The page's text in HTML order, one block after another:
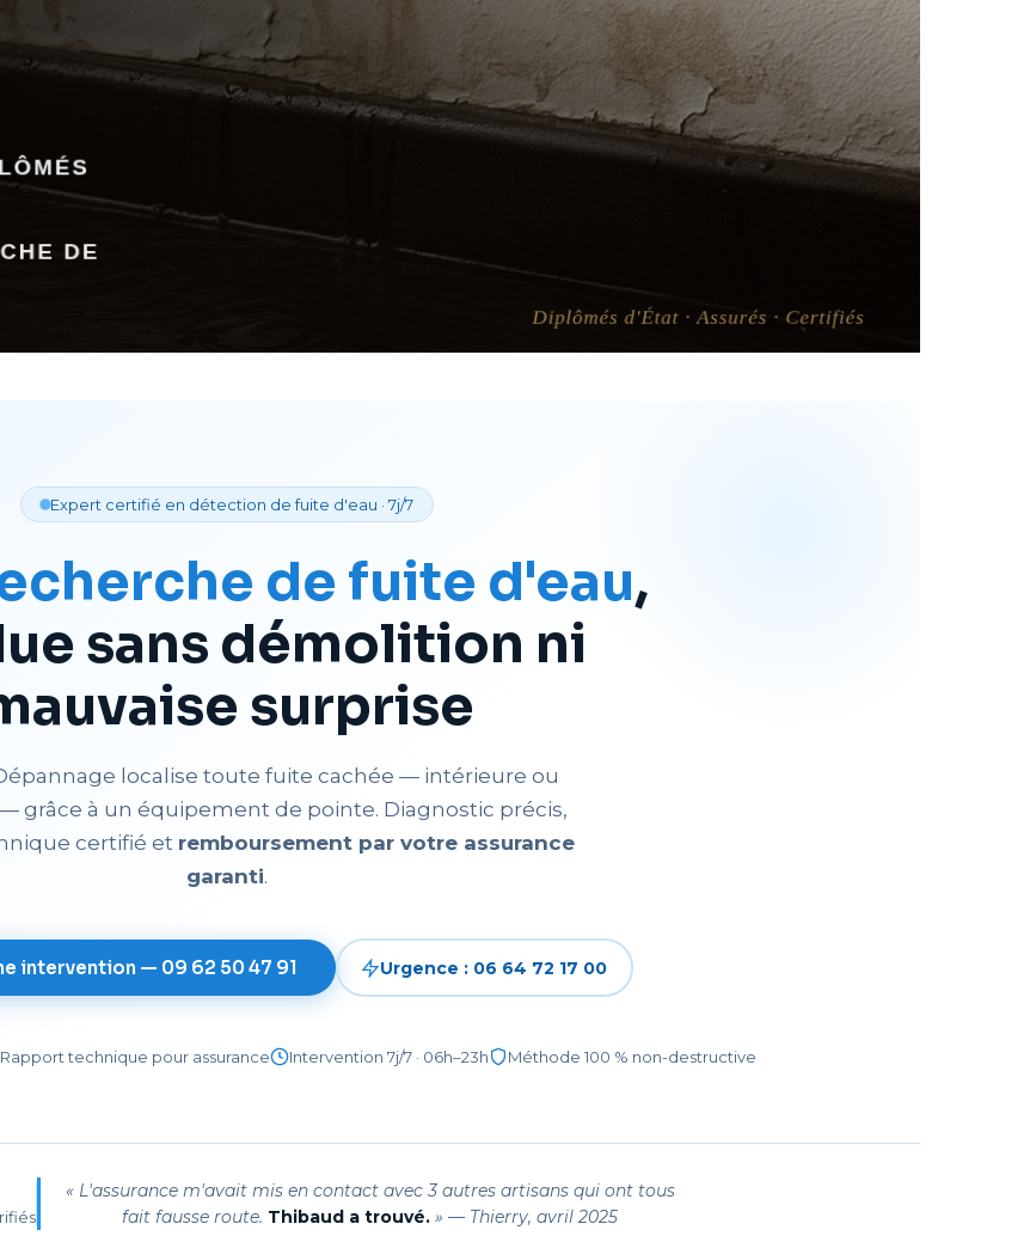
Expert certifié en détection de fuite d'eau · 7j/7
de fuite d'eau,
sans démolition ni
surprise
localise toute fuite cachée — intérieure ou
grâce à un équipement de pointe. Diagnostic précis,
certifié et remboursement par votre assurance
garanti.
intervention — 09 62 50 47 91 Urgence : 06 64 72 17 00
Rapport technique pour assurance Intervention 7j/7 · 06h–23h Méthode 100 % non-destructive
« L'assurance m'avait mis en contact avec 3 autres artisans qui ont tous
fait fausse route. Thibaud a trouvé. » — Thierry, avril 2025